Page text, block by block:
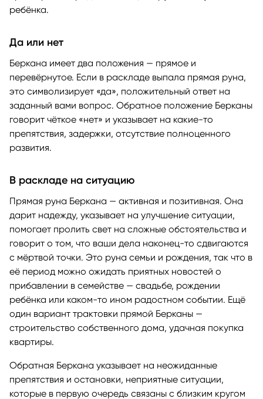
ребёнка.
Да или нет
Беркана имеет два положения — прямое и
перевёрнутое. Если в раскладе выпала прямая руна,
это символизирует «да», положительный ответ на
заданный вами вопрос. Обратное положение Берканы
говорит чёткое «нет» и указывает на какие-то
препятствия, задержки, отсутствие полноценного
развития.
В раскладе на ситуацию
Прямая руна Беркана — активная и позитивная. Она
дарит надежду, указывает на улучшение ситуации,
помогает пролить свет на сложные обстоятельства и
говорит о том, что ваши дела наконец-то сдвигаются
с мёртвой точки. Это руна семьи и рождения, так что в
её период можно ожидать приятных новостей о
прибавлении в семействе — свадьбе, рождении
ребёнка или каком-то ином радостном событии. Ещё
один вариант трактовки прямой Берканы —
строительство собственного дома, удачная покупка
квартиры.
Обратная Беркана указывает на неожиданные
препятствия и остановки, неприятные ситуации,
которые в первую очередь связаны с близким кругом